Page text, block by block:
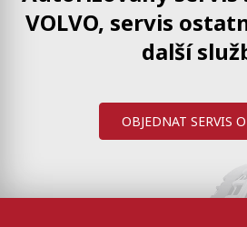
VOLVO, servis
další
OBJEDNAT SERVIS